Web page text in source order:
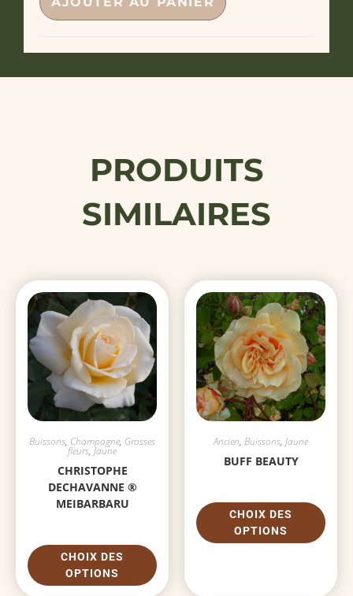
PRODUITS
SIMILAIRES
Buissons, Champagne, Grosses
fleurs, Jaune
CHRISTOPHE
DECHAVANNE ®
MEIBARBARU
CHOIX DES
OPTIONS
Ancien, Buissons, Jaune
BUFF BEAUTY
CHOIX DES
OPTIONS